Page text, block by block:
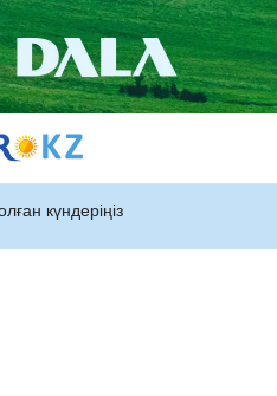
күндеріңіз